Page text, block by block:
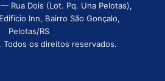
Rua Dois (Lot. Pq. Una Pelotas),
Inn, Bairro São Gonçalo,
Pelotas/RS
Todos os direitos reservados.